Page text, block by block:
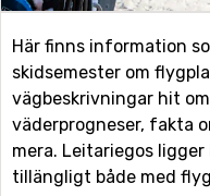
Här finns information
skidsemester om
vägbeskrivningar hit
väderprogneser, fakta
mera. Leitariegos ligger
tillängligt både med